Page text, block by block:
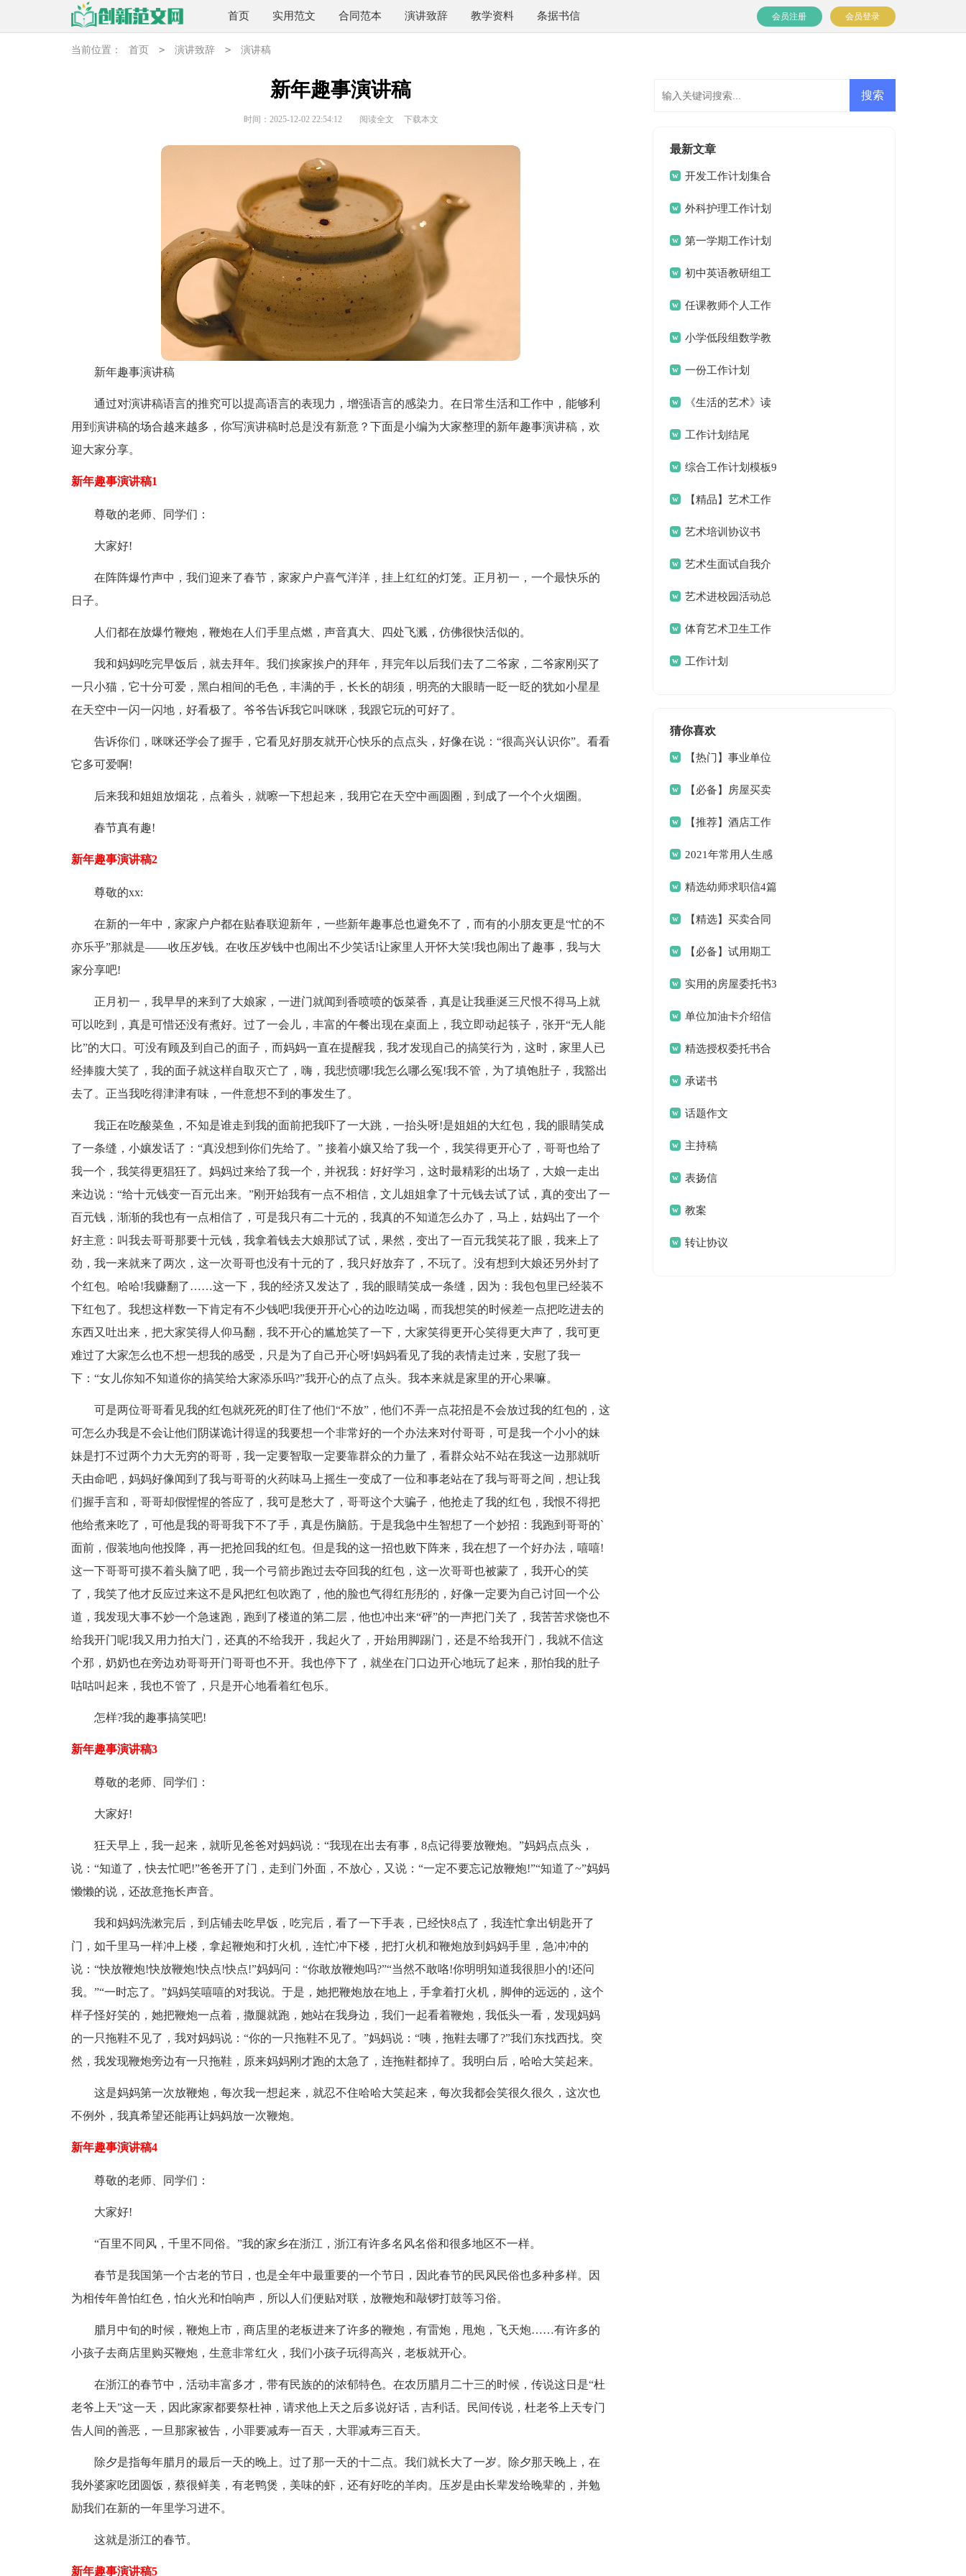
首页 实用范文 合同范本 演讲致辞 教学资料 条据书信 会员登录
会员注册
当前位置： 首页 > 演讲致辞 > 演讲稿
新年趣事演讲稿
时间：2025-12-02 22:54:12 阅读全文 下载本文
新年趣事演讲稿
通过对演讲稿语言的推究可以提高语言的表现力，增强语言的感染力。在日常生活和工作中，能够利
用到演讲稿的场合越来越多，你写演讲稿时总是没有新意？下面是小编为大家整理的新年趣事演讲稿，欢
迎大家分享。
新年趣事演讲稿1
尊敬的老师、同学们：
大家好!
在阵阵爆竹声中，我们迎来了春节，家家户户喜气洋洋，挂上红红的灯笼。正月初一，一个最快乐的
日子。
人们都在放爆竹鞭炮，鞭炮在人们手里点燃，声音真大、四处飞溅，仿佛很快活似的。
我和妈妈吃完早饭后，就去拜年。我们挨家挨户的拜年，拜完年以后我们去了二爷家，二爷家刚买了
一只小猫，它十分可爱，黑白相间的毛色，丰满的手，长长的胡须，明亮的大眼睛一眨一眨的犹如小星星
在天空中一闪一闪地，好看极了。爷爷告诉我它叫咪咪，我跟它玩的可好了。
告诉你们，咪咪还学会了握手，它看见好朋友就开心快乐的点点头，好像在说：“很高兴认识你”。看看
它多可爱啊!
后来我和姐姐放烟花，点着头，就嚓一下想起来，我用它在天空中画圆圈，到成了一个个火烟圈。
春节真有趣!
新年趣事演讲稿2
尊敬的xx:
在新的一年中，家家户户都在贴春联迎新年，一些新年趣事总也避免不了，而有的小朋友更是“忙的不
亦乐乎”那就是——收压岁钱。在收压岁钱中也闹出不少笑话!让家里人开怀大笑!我也闹出了趣事，我与大
家分享吧!
正月初一，我早早的来到了大娘家，一进门就闻到香喷喷的饭菜香，真是让我垂涎三尺恨不得马上就
可以吃到，真是可惜还没有煮好。过了一会儿，丰富的午餐出现在桌面上，我立即动起筷子，张开“无人能
比”的大口。可没有顾及到自己的面子，而妈妈一直在提醒我，我才发现自己的搞笑行为，这时，家里人已
经捧腹大笑了，我的面子就这样自取灭亡了，嗨，我悲愤哪!我怎么哪么冤!我不管，为了填饱肚子，我豁出
去了。正当我吃得津津有味，一件意想不到的事发生了。
我正在吃酸菜鱼，不知是谁走到我的面前把我吓了一大跳，一抬头呀!是姐姐的大红包，我的眼睛笑成
了一条缝，小孃发话了：“真没想到你们先给了。” 接着小孃又给了我一个，我笑得更开心了，哥哥也给了
我一个，我笑得更猖狂了。妈妈过来给了我一个，并祝我：好好学习，这时最精彩的出场了，大娘一走出
来边说：“给十元钱变一百元出来。”刚开始我有一点不相信，文儿姐姐拿了十元钱去试了试，真的变出了一
百元钱，渐渐的我也有一点相信了，可是我只有二十元的，我真的不知道怎么办了，马上，姑妈出了一个
好主意：叫我去哥哥那要十元钱，我拿着钱去大娘那试了试，果然，变出了一百元我笑花了眼，我来上了
劲，我一来就来了两次，这一次哥哥也没有十元的了，我只好放弃了，不玩了。没有想到大娘还另外封了
个红包。哈哈!我赚翻了……这一下，我的经济又发达了，我的眼睛笑成一条缝，因为：我包包里已经装不
下红包了。我想这样数一下肯定有不少钱吧!我便开开心心的边吃边喝，而我想笑的时候差一点把吃进去的
东西又吐出来，把大家笑得人仰马翻，我不开心的尴尬笑了一下，大家笑得更开心笑得更大声了，我可更
难过了大家怎么也不想一想我的感受，只是为了自己开心呀!妈妈看见了我的表情走过来，安慰了我一
下：“女儿你知不知道你的搞笑给大家添乐吗?”我开心的点了点头。我本来就是家里的开心果嘛。
可是两位哥哥看见我的红包就死死的盯住了他们“不放”，他们不弄一点花招是不会放过我的红包的，这
可怎么办我是不会让他们阴谋诡计得逞的我要想一个非常好的一个办法来对付哥哥，可是我一个小小的妹
妹是打不过两个力大无穷的哥哥，我一定要智取一定要靠群众的力量了，看群众站不站在我这一边那就听
天由命吧，妈妈好像闻到了我与哥哥的火药味马上摇生一变成了一位和事老站在了我与哥哥之间，想让我
们握手言和，哥哥却假惺惺的答应了，我可是愁大了，哥哥这个大骗子，他抢走了我的红包，我恨不得把
他给煮来吃了，可他是我的哥哥我下不了手，真是伤脑筋。于是我急中生智想了一个妙招：我跑到哥哥的`
面前，假装地向他投降，再一把抢回我的红包。但是我的这一招也败下阵来，我在想了一个好办法，嘻嘻!
这一下哥哥可摸不着头脑了吧，我一个弓箭步跑过去夺回我的红包，这一次哥哥也被蒙了，我开心的笑
了，我笑了他才反应过来这不是风把红包吹跑了，他的脸也气得红彤彤的，好像一定要为自己讨回一个公
道，我发现大事不妙一个急速跑，跑到了楼道的第二层，他也冲出来“砰”的一声把门关了，我苦苦求饶也不
给我开门呢!我又用力拍大门，还真的不给我开，我起火了，开始用脚踢门，还是不给我开门，我就不信这
个邪，奶奶也在旁边劝哥哥开门哥哥也不开。我也停下了，就坐在门口边开心地玩了起来，那怕我的肚子
咕咕叫起来，我也不管了，只是开心地看着红包乐。
怎样?我的趣事搞笑吧!
新年趣事演讲稿3
尊敬的老师、同学们：
大家好!
狂天早上，我一起来，就听见爸爸对妈妈说：“我现在出去有事，8点记得要放鞭炮。”妈妈点点头，
说：“知道了，快去忙吧!”爸爸开了门，走到门外面，不放心，又说：“一定不要忘记放鞭炮!”“知道了~”妈妈
懒懒的说，还故意拖长声音。
我和妈妈洗漱完后，到店铺去吃早饭，吃完后，看了一下手表，已经快8点了，我连忙拿出钥匙开了
门，如千里马一样冲上楼，拿起鞭炮和打火机，连忙冲下楼，把打火机和鞭炮放到妈妈手里，急冲冲的
说：“快放鞭炮!快放鞭炮!快点!快点!”妈妈问：“你敢放鞭炮吗?”“当然不敢咯!你明明知道我很胆小的!还问
我。”“一时忘了。”妈妈笑嘻嘻的对我说。于是，她把鞭炮放在地上，手拿着打火机，脚伸的远远的，这个
样子怪好笑的，她把鞭炮一点着，撒腿就跑，她站在我身边，我们一起看着鞭炮，我低头一看，发现妈妈
的一只拖鞋不见了，我对妈妈说：“你的一只拖鞋不见了。”妈妈说：“咦，拖鞋去哪了?”我们东找西找。突
然，我发现鞭炮旁边有一只拖鞋，原来妈妈刚才跑的太急了，连拖鞋都掉了。我明白后，哈哈大笑起来。
这是妈妈第一次放鞭炮，每次我一想起来，就忍不住哈哈大笑起来，每次我都会笑很久很久，这次也
不例外，我真希望还能再让妈妈放一次鞭炮。
新年趣事演讲稿4
尊敬的老师、同学们：
大家好!
“百里不同风，千里不同俗。”我的家乡在浙江，浙江有许多名风名俗和很多地区不一样。
春节是我国第一个古老的节日，也是全年中最重要的一个节日，因此春节的民风民俗也多种多样。因
为相传年兽怕红色，怕火光和怕响声，所以人们便贴对联，放鞭炮和敲锣打鼓等习俗。
腊月中旬的时候，鞭炮上市，商店里的老板进来了许多的鞭炮，有雷炮，甩炮，飞天炮……有许多的
小孩子去商店里购买鞭炮，生意非常红火，我们小孩子玩得高兴，老板就开心。
在浙江的春节中，活动丰富多才，带有民族的的浓郁特色。在农历腊月二十三的时候，传说这日是“杜
老爷上天”这一天，因此家家都要祭杜神，请求他上天之后多说好话，吉利话。民间传说，杜老爷上天专门
告人间的善恶，一旦那家被告，小罪要减寿一百天，大罪减寿三百天。
除夕是指每年腊月的最后一天的晚上。过了那一天的十二点。我们就长大了一岁。除夕那天晚上，在
我外婆家吃团圆饭，蔡很鲜美，有老鸭煲，美味的虾，还有好吃的羊肉。压岁是由长辈发给晚辈的，并勉
励我们在新的一年里学习进不。
这就是浙江的春节。
新年趣事演讲稿5
最新文章
开发工作计划集合
七篇外科护理工作计划
15篇第一学期工作计划
初中英语教研组工
作计划任课教师个人工作
计划小学低段组数学教
研组工作计划
一份工作计划
《生活的艺术》读
书笔记工作计划结尾
综合工作计划模板9
篇 【精品】艺术工作
计划三篇
艺术培训协议书
艺术生面试自我介
绍 艺术进校园活动总
结合集8篇
体育艺术卫生工作
总结工作计划
猜你喜欢
【热门】事业单位
请假条4篇
【必备】房屋买卖
合同范文6篇
【推荐】酒店工作
总结三篇
2021年常用人生感
言语录33条
精选幼师求职信4篇
【精选】买卖合同
范文9篇【必备】试用期工
作总结合集八篇
实用的房屋委托书3
篇 单位加油卡介绍信
锦集六篇
精选授权委托书合
集5篇承诺书
话题作文
主持稿
表扬信
教案
转让协议